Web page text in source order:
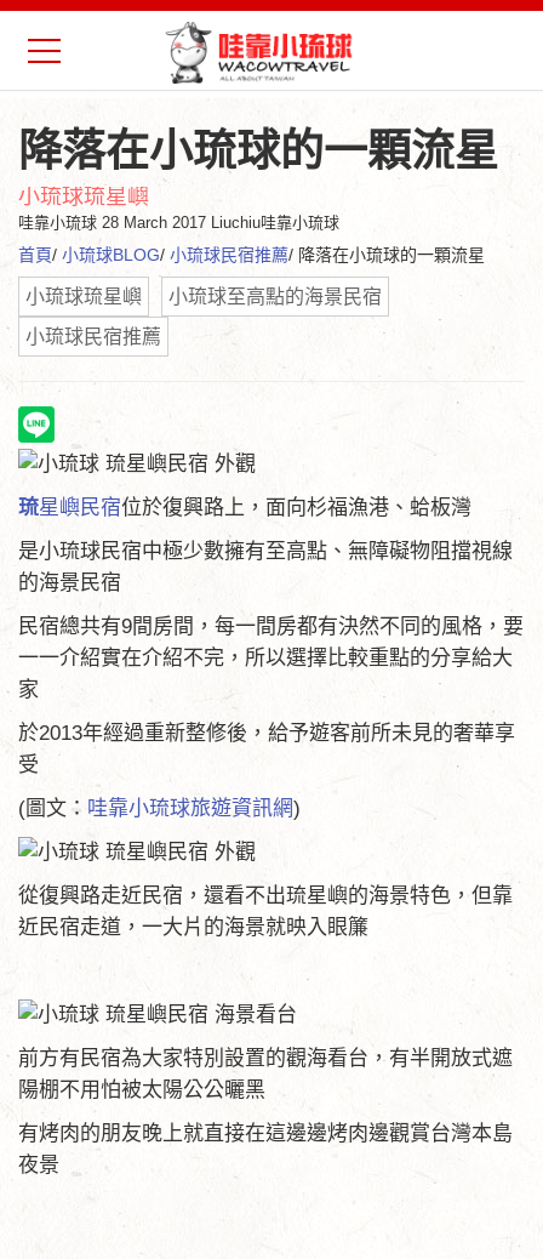
降落在小琉球的一顆流星
小琉球琉星嶼
哇靠小琉球 28 March 2017 Liuchiu哇靠小琉球
首頁/ 小琉球BLOG/ 小琉球民宿推薦/ 降落在小琉球的一顆流星
小琉球琉星嶼
小琉球至高點的海景民宿
小琉球民宿推薦
琉星嶼民宿位於復興路上，面向杉福漁港、蛤板灣
是小琉球民宿中極少數擁有至高點、無障礙物阻擋視線
的海景民宿
民宿總共有9間房間，每一間房都有決然不同的風格，要
一一介紹實在介紹不完，所以選擇比較重點的分享給大
家
於2013年經過重新整修後，給予遊客前所未見的奢華享
受
(圖文： 哇靠小琉球旅遊資訊網)
從復興路走近民宿，還看不出琉星嶼的海景特色，但靠
近民宿走道，一大片的海景就映入眼簾
前方有民宿為大家特別設置的觀海看台，有半開放式遮
陽棚不用怕被太陽公公曬黑
有烤肉的朋友晚上就直接在這邊邊烤肉邊觀賞台灣本島
夜景